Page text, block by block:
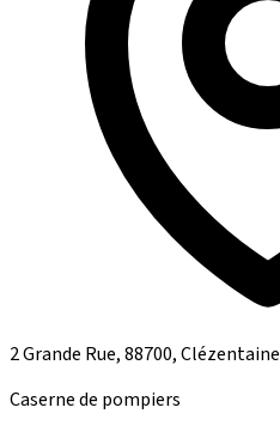
2 Grande Rue, 88700, Clézentaine
Caserne de pompiers